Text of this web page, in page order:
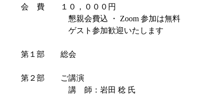
会 費 １０，０００円
懇親会費込 ・ Zoom 参加は無料
ゲスト参加歓迎いたします
第１部 総会
第２部 ご講演
講 師：岩田 稔 氏